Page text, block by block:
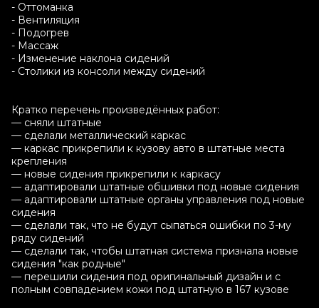
- Оттоманка
- Вентиляция
- Подогрев
- Массаж
- Изменение наклона сидений
- Столики из консоли между сидений
Кратко перечень произведённых работ:
— сняли штатные
— сделали металлический каркас
— каркас прикрепили к кузову авто в штатные места
крепления
— новые сидения прикрепили к каркасу
— адаптировали штатные обшивки под новые сидения
— адаптировали штатные органы управления под новые
сидения
— сделали так, что не будут сыпаться ошибки по 3-му
ряду сидений
— сделали так, чтобы штатная система признала новые
сидения "как родные"
— перешили сидения под оригинальный дизайн и с
полным совпадением кожи под штатную в 167 кузове